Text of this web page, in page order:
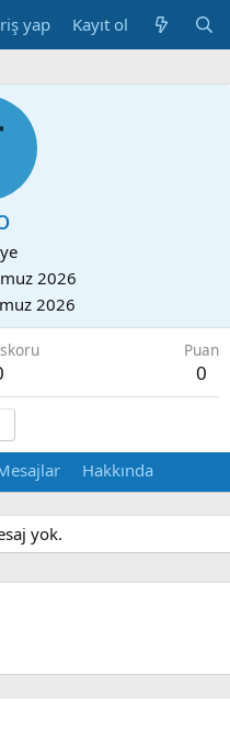
yap Kayıt ol
2026
2026
Puan
0
Hakkında
yok.